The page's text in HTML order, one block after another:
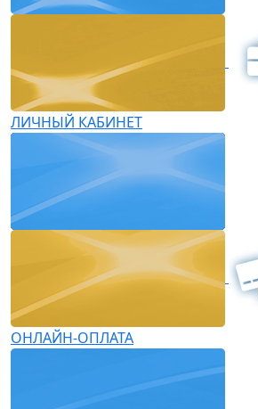
ЛИЧНЫЙ КАБИНЕТ
ОНЛАЙН-ОПЛАТА